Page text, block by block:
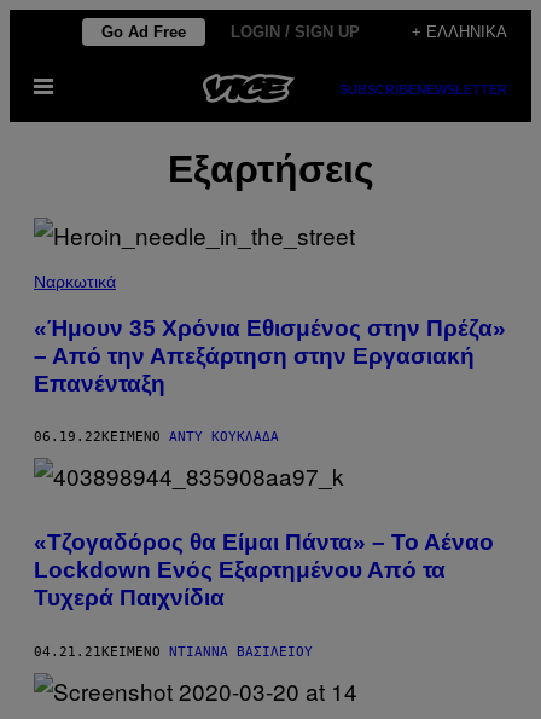
Μετάβαση
περιεχόμενο
Go Ad Free LOGIN / SIGN UP + ΕΛΛΗΝΙΚΆ
Ανοίξτε
μενού
SUBSCRIBENEWSLETTER
Εξαρτήσεις
Ναρκωτικά
«Ήμουν 35 Χρόνια Εθισμένος στην Πρέζα»
– Από την Απεξάρτηση στην Εργασιακή
Επανένταξη
06.19.22 ΚΕΊΜΕΝΟ ΆΝΤΥ ΚΟΥΚΛΆΔΑ
«Τζογαδόρος θα Είμαι Πάντα» – Το Αέναο
Lockdown Ενός Εξαρτημένου Από τα
Τυχερά Παιχνίδια
04.21.21ΚΕΊΜΕΝΟ ΝΤΙΆΝΝΑ ΒΑΣΙΛΕΊΟΥ